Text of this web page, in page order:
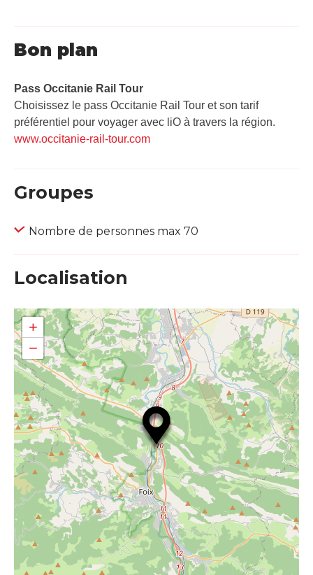
Bon plan
Pass Occitanie Rail Tour​
Choisissez le pass Occitanie Rail Tour et son tarif
préférentiel pour voyager avec liO à travers la région.
www.occitanie-rail-tour.com
Groupes
Nombre de personnes max 70
Localisation
+
−